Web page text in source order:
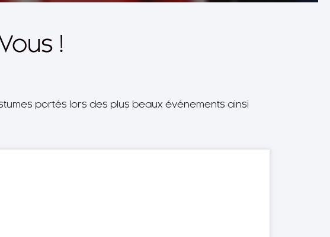
!
portés lors des plus beaux événements ainsi